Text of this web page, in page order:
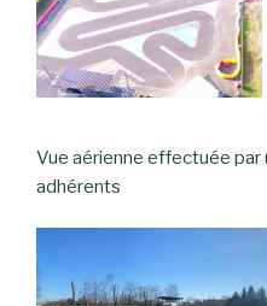
Vue aérienne effectuée par
adhérents